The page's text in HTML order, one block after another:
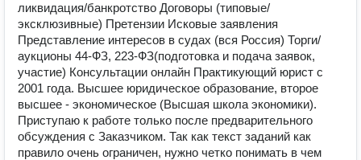
ликвидация/банкротство Договоры (типовые/
эксклюзивные) Претензии Исковые заявления
Представление интересов в судах (вся Россия) Торги/
аукционы 44-ФЗ, 223-ФЗ(подготовка и подача заявок,
участие) Консультации онлайн Практикующий юрист с
2001 года. Высшее юридическое образование, второе
высшее - экономическое (Высшая школа экономики).
Приступаю к работе только после предварительного
обсуждения с Заказчиком. Так как текст заданий как
правило очень ограничен, нужно четко понимать в чем